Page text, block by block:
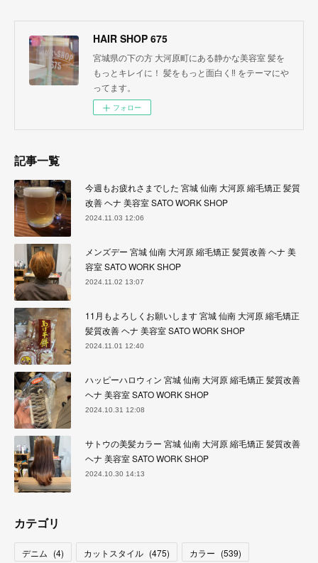
HAIR SHOP 675
宮城県の下の方 大河原町にある静かな美容室 髪を
もっとキレイに！ 髪をもっと面白く‼︎ をテーマにや
ってます。
フォロー
記事一覧
今週もお疲れさまでした 宮城 仙南 大河原 縮毛矯正 髪質
改善 ヘナ 美容室 SATO WORK SHOP
2024.11.03 12:06
メンズデー 宮城 仙南 大河原 縮毛矯正 髪質改善 ヘナ 美
容室 SATO WORK SHOP
2024.11.02 13:07
11月もよろしくお願いします 宮城 仙南 大河原 縮毛矯正
髪質改善 ヘナ 美容室 SATO WORK SHOP
2024.11.01 12:40
ハッピーハロウィン 宮城 仙南 大河原 縮毛矯正 髪質改善
ヘナ 美容室 SATO WORK SHOP
2024.10.31 12:08
サトウの美髪カラー 宮城 仙南 大河原 縮毛矯正 髪質改善
ヘナ 美容室 SATO WORK SHOP
2024.10.30 14:13
カテゴリ
デニム (4) カットスタイル (475) カラー (539)